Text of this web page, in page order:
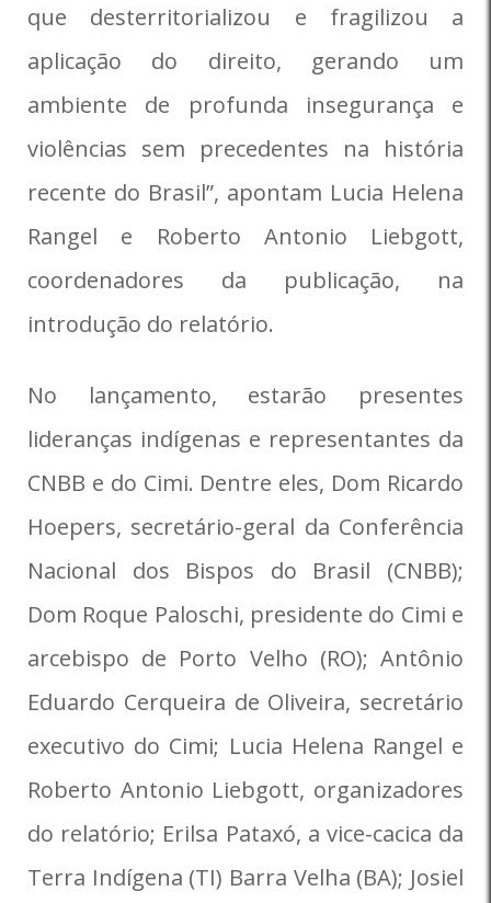
que desterritorializou e fragilizou a
aplicação do direito, gerando um
ambiente de profunda insegurança e
violências sem precedentes na história
recente do Brasil”, apontam Lucia Helena
Rangel e Roberto Antonio Liebgott,
coordenadores da publicação, na
introdução do relatório.
No lançamento, estarão presentes
lideranças indígenas e representantes da
CNBB e do Cimi. Dentre eles, Dom Ricardo
Hoepers, secretário-geral da Conferência
Nacional dos Bispos do Brasil (CNBB);
Dom Roque Paloschi, presidente do Cimi e
arcebispo de Porto Velho (RO); Antônio
Eduardo Cerqueira de Oliveira, secretário
executivo do Cimi; Lucia Helena Rangel e
Roberto Antonio Liebgott, organizadores
do relatório; Erilsa Pataxó, a vice-cacica da
Terra Indígena (TI) Barra Velha (BA); Josiel